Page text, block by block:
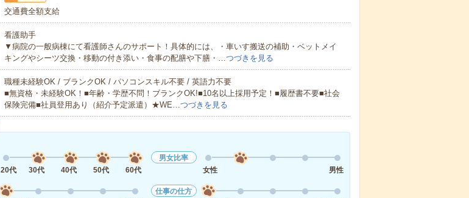
交通費全額支給
看護助手
▼病院の一般病棟にて看護師さんのサポート！具体的には、・車いす搬送の補助・ベットメイ
キングやシーツ交換・移動の付き添い・食事の配膳や下膳・…つづきを見る
職種未経験OK / ブランクOK / パソコンスキル不要 / 英語力不要
■無資格・未経験OK！■年齢・学歴不問！ブランクOK!■10名以上採用予定！■履歴書不要■社会
保険完備■社員登用あり（紹介予定派遣）★WE…つづきを見る
20代
30代 40代 50代 60代
男女比率
女性
男性
仕事の仕方